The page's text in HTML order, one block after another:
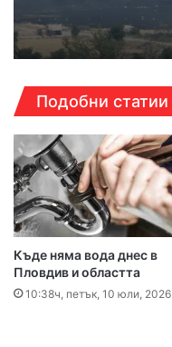
Подобни статии
Къде няма вода днес в
Пловдив и областта
10:38ч, петък, 10 юли, 2026